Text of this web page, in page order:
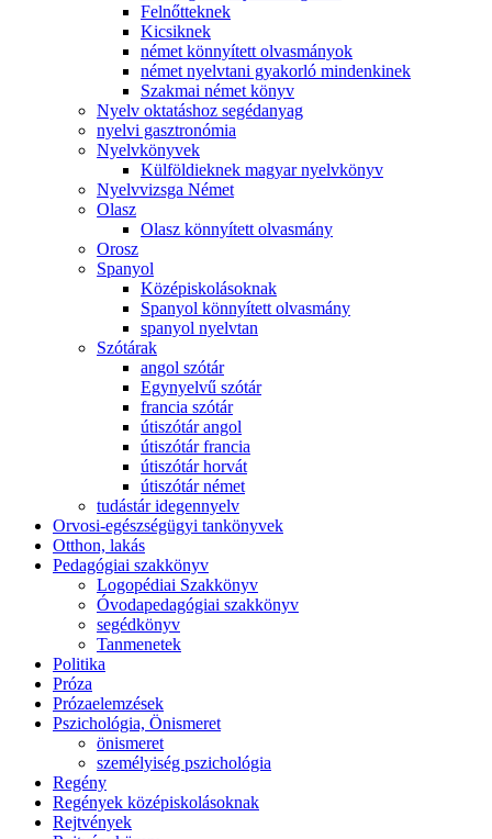
Felnőtteknek
Kicsiknek
német könnyített olvasmányok
német nyelvtani gyakorló mindenkinek
Szakmai német könyv
Nyelv oktatáshoz segédanyag
nyelvi gasztronómia
Nyelvkönyvek
Külföldieknek magyar nyelvkönyv
Nyelvvizsga Német
Olasz
Olasz könnyített olvasmány
Orosz
Spanyol
Középiskolásoknak
Spanyol könnyített olvasmány
spanyol nyelvtan
Szótárak
angol szótár
Egynyelvű szótár
francia szótár
útiszótár angol
útiszótár francia
útiszótár horvát
útiszótár német
tudástár idegennyelv
Orvosi-egészségügyi tankönyvek
Otthon, lakás
Pedagógiai szakkönyv
Logopédiai Szakkönyv
Óvodapedagógiai szakkönyv
segédkönyv
Tanmenetek
Politika
Próza
Prózaelemzések
Pszichológia, Önismeret
önismeret
személyiség pszichológia
Regény
Regények középiskolásoknak
Rejtvények